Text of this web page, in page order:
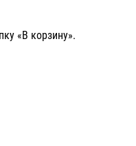
«В корзину».